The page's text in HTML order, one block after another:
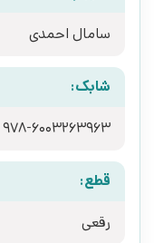
سامال احمدی
شابک:
978-6003263963
قطع:
رقعی